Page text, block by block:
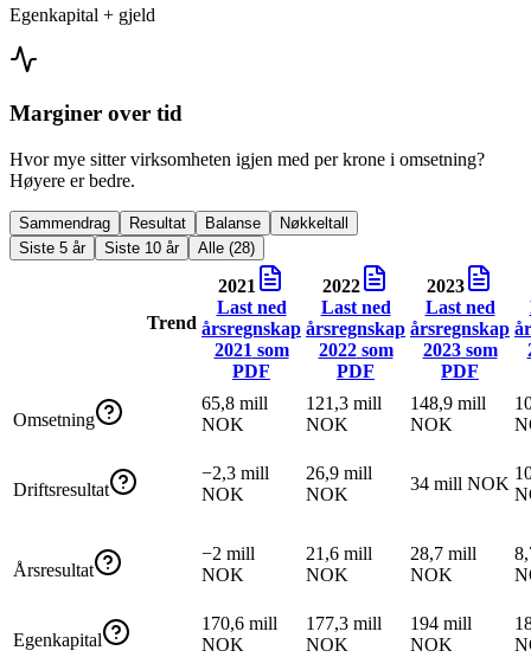
Egenkapital + gjeld
Marginer over tid
Hvor mye sitter virksomheten igjen med per krone i omsetning?
Høyere er bedre.
Sammendrag Resultat Balanse
Nøkkeltall
Siste 5 år
Siste 10 år Alle (28)
Trend
2021
Last ned
årsregnskap
2021 som
PDF
2022
Last ned
årsregnskap
2022som
PDF
2023
Last ned
årsregnskap
2023som
PDF
Omsetning
65,8 mill
NOK
121,3 mill
NOK
148,9 mill
NOK
Driftsresultat
−2,3 mill
NOK
26,9 mill
NOK
34 mill NOK
Årsresultat
−2 mill
NOK
21,6 mill
NOK
28,7 mill
NOK
Egenkapital
170,6 mill
NOK
177,3 mill
NOK
194 mill
NOK